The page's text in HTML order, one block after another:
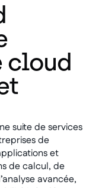
cloud
suite de services
de
et
de calcul, de
avancée,